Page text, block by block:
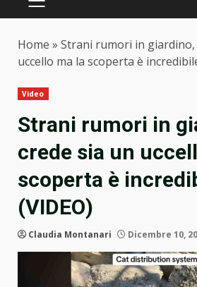
PRIMARY
Home » Strani rumori in giardino,
uccello ma la scoperta è
Video
Strani rumori in
crede sia un
scoperta è
(VIDEO)
Claudia Montanari Dicembre 10,